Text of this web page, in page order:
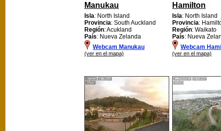
Manukau
Isla: North Island
Provincia: South Auckland
Región: Acukland
País: Nueva Zelanda
Webcam Manukau
(ver en el mapa)
Hamilton
Isla: North Island
Provincia:
Región: Waikato
País: Nueva
Webcam
(ver en el mapa)